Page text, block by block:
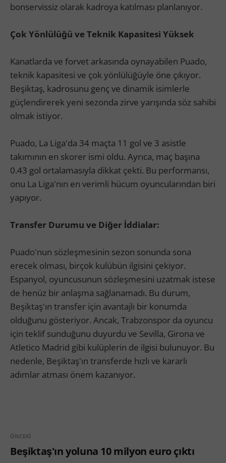
bonservissiz olarak kadroya katılması planlanıyor.
Çok Yönlülüğü ve Teknik Kapasitesi Yüksek
Kanatlarda ve forvet arkasında oynayabilen Puado,
teknik kapasitesi ve çok yönlülüğüyle öne çıkıyor.
Beşiktaş, kadrosunu genç ve dinamik isimlerle
güçlendirerek yeni sezonda zirve yarışında söz sahibi
olmak istiyor.
Puado, La Liga'da 34 maçta 11 gol ve 3 asistle
takımının en skorer ismi oldu. Ayrıca, maç başına
0.43 gol ortalamasıyla dikkat çekti. Bu performansı,
onu La Liga'nın en verimli hücum oyuncularından biri
yapıyor.
Transfer Durumu ve Diğer İddialar:
Puado'nun sözleşmesinin sezon sonunda sona
erecek olması, birçok kulübün ilgisini çekiyor.
Espanyol, oyuncusunun sözleşmesini uzatmak istese
de henüz bir anlaşma sağlanamadı. Bu durum,
Beşiktaş'ın transfer için avantajlı bir konumda
olduğunu gösteriyor. Ancak, Trabzonspor da oyuncu
için teklif sunduğunu duyurdu ve Sevilla, Girona ve
Atletico Madrid gibi kulüplerin de ilgisi bulunuyor. Bu
nedenle, Beşiktaş'ın transferde hızlı ve kararlı
adımlar atması önem kazanıyor.
ÖNCEKI
Beşiktaş'ın yoluna 10 milyon euro çıktı